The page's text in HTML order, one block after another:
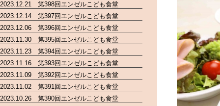
2023.12.21 第398回エンゼルこども食堂
2023.12.14 第397回エンゼルこども食堂
2023.12.06 第396回エンゼルこども食堂
2023.11.30 第395回エンゼルこども食堂
2023.11.23 第394回エンゼルこども食堂
2023.11.16 第393回エンゼルこども食堂
2023.11.09 第392回エンゼルこども食堂
2023.11.02 第391回エンゼルこども食堂
2023.10.26 第390回エンゼルこども食堂